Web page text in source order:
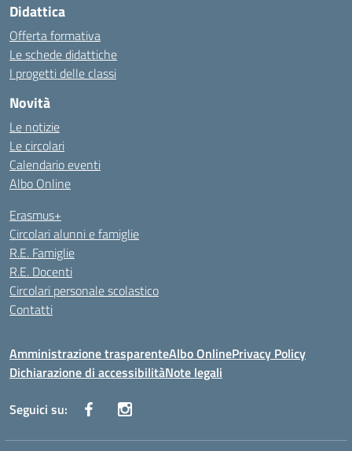
Didattica
Offerta formativa
Le schede didattiche
I progetti delle classi
Novità
Le notizie
Le circolari
Calendario eventi
Albo Online
Erasmus+
Circolari alunni e famiglie
R.E. Famiglie
R.E. Docenti
Circolari personale scolastico
Contatti
Amministrazione trasparenteAlbo OnlinePrivacy Policy
Dichiarazione di accessibilitàNote legali
Seguici su: